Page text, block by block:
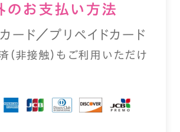
のお⽀払い⽅法
カード／プリペイドカード
（⾮接触）もご利⽤いただけ